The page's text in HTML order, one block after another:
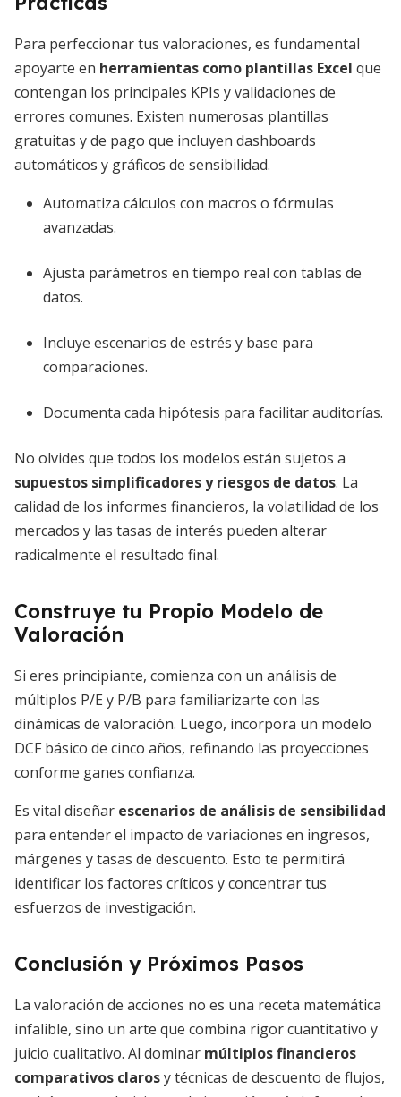
Para perfeccionar tus valoraciones, es fundamental
apoyarte en herramientas como plantillas Excel que
contengan los principales KPIs y validaciones de
errores comunes. Existen numerosas plantillas
gratuitas y de pago que incluyen dashboards
automáticos y gráficos de sensibilidad.
Automatiza cálculos con macros o fórmulas
avanzadas.
Ajusta parámetros en tiempo real con tablas de
datos.
Incluye escenarios de estrés y base para
comparaciones.
Documenta cada hipótesis para facilitar auditorías.
No olvides que todos los modelos están sujetos a
supuestos simplificadores y riesgos de datos. La
calidad de los informes financieros, la volatilidad de los
mercados y las tasas de interés pueden alterar
radicalmente el resultado final.
Construye tu Propio Modelo de
Valoración
Si eres principiante, comienza con un análisis de
múltiplos P/E y P/B para familiarizarte con las
dinámicas de valoración. Luego, incorpora un modelo
DCF básico de cinco años, refinando las proyecciones
conforme ganes confianza.
Es vital diseñar escenarios de análisis de sensibilidad
para entender el impacto de variaciones en ingresos,
márgenes y tasas de descuento. Esto te permitirá
identificar los factores críticos y concentrar tus
esfuerzos de investigación.
Conclusión y Próximos Pasos
La valoración de acciones no es una receta matemática
infalible, sino un arte que combina rigor cuantitativo y
juicio cualitativo. Al dominar múltiplos financieros
comparativos clarosy técnicas de descuento de flujos,